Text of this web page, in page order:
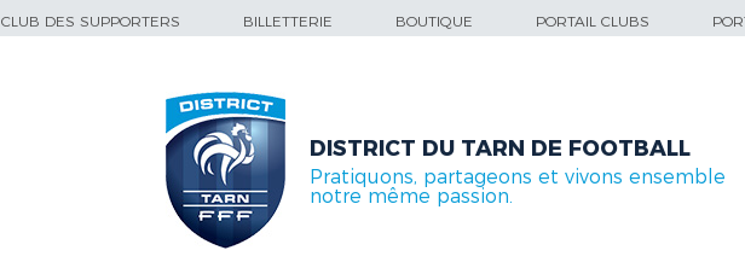
CLUB DES SUPPORTERS BILLETTERIE BOUTIQUE PORTAIL CLUBS
DISTRICT DU TARN DE FOOTBALL
Pratiquons, partageons et vivons ensemble
notre même passion.